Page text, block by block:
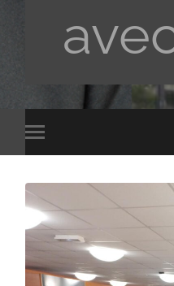
Toggle
mobile